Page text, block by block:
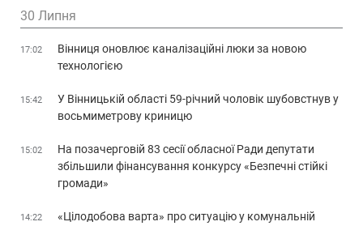
30 Липня
17:02
Вінниця оновлює каналізаційні люки за новою
технологією
15:42
У Вінницькій області 59-річний чоловік шубовстнув у
восьмиметрову криницю
15:02
На позачерговій 83 сесії обласної Ради депутати
збільшили фінансування конкурсу «Безпечні стійкі
громади»
14:22
«Цілодобова варта» про ситуацію у комунальній